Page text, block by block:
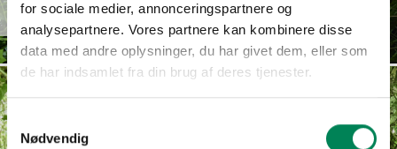
for sociale medier, annonceringspartnere og
analysepartnere. Vores partnere kan kombinere disse
data med andre oplysninger, du har givet dem, eller som
de har indsamlet fra din brug af deres tjenester.
Samtykkevalg
Nødvendig
Jamesbrittenia hybrid Læs mere